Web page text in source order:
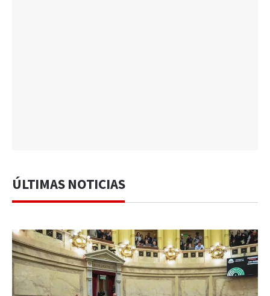
ÚLTIMAS NOTICIAS